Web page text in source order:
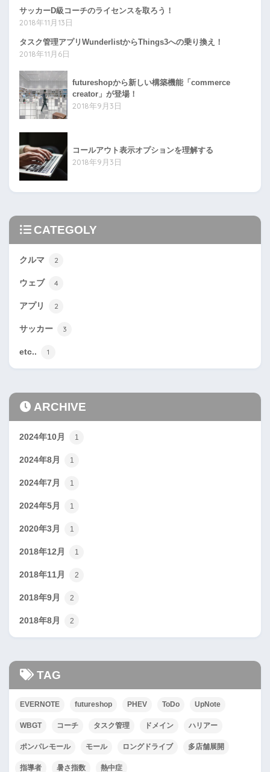
サッカーD級コーチのライセンスを取ろう！
2018年11月13日
タスク管理アプリWunderlistからThings3への乗り換え！
2018年11月6日
futureshopから新しい構築機能「commerce
creator」が登場！
2018年9月3日
コールアウト表示オプションを理解する
2018年9月3日
CATEGOLY
クルマ 2
ウェブ 4
アプリ 2
サッカー 3
etc.. 1
ARCHIVE
2024年10月 1
2024年8月 1
2024年7月 1
2024年5月 1
2020年3月 1
2018年12月 1
2018年11月 2
2018年9月 2
2018年8月 2
TAG
EVERNOTE futureshop PHEV ToDo UpNote
WBGT コーチ タスク管理 ドメイン ハリアー
ポンパレモール モール ロングドライブ 多店舗展開
指導者 暑さ指数 熱中症